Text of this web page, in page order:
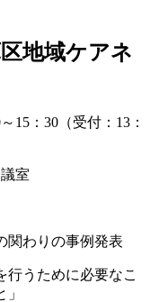
地域ケアネ
15：30（受付：13：
室
関わりの事例発表
ために必要なこ